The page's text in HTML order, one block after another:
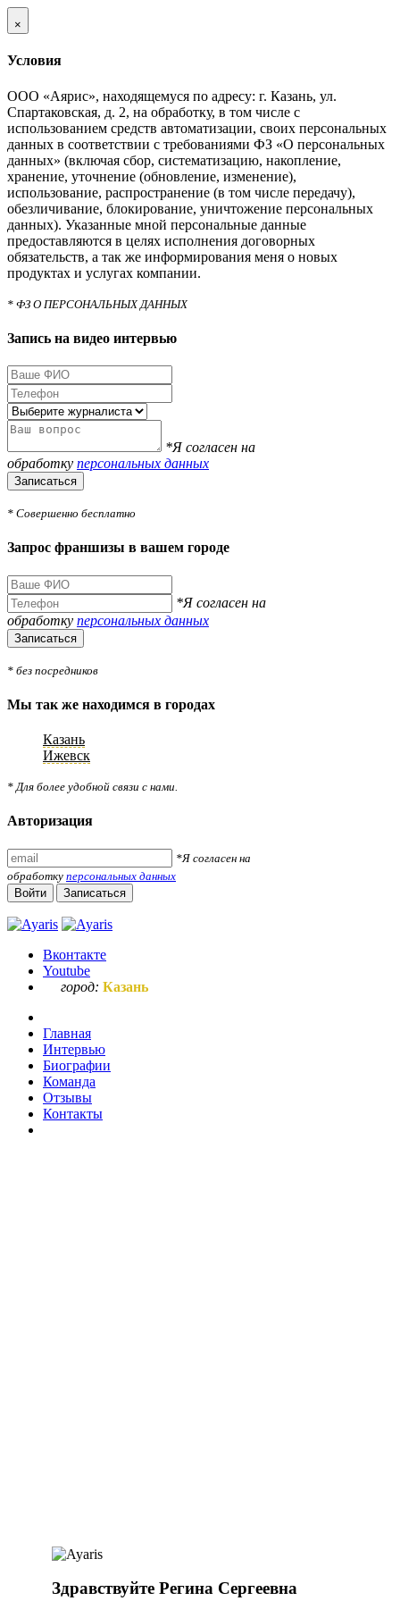
×
Условия
ООО «Аярис», находящемуся по адресу: г. Казань, ул.
Спартаковская, д. 2, на обработку, в том числе с
использованием средств автоматизации, своих персональных
данных в соответствии с требованиями ФЗ «О персональных
данных» (включая сбор, систематизацию, накопление,
хранение, уточнение (обновление, изменение),
использование, распространение (в том числе передачу),
обезличивание, блокирование, уничтожение персональных
данных). Указанные мной персональные данные
предоставляются в целях исполнения договорных
обязательств, а так же информирования меня о новых
продуктах и услугах компании.
* ФЗ О ПЕРСОНАЛЬНЫХ ДАННЫХ
Запись на видео интервью
*Я согласен на
обработку персональных данных
Записаться
* Совершенно бесплатно
Запрос франшизы в вашем городе
*Я согласен на
обработку персональных данных
Записаться
* без посредников
Мы так же находимся в городах
Казань
Ижевск
* Для более удобной связи с нами.
Авторизация
*Я согласен на
обработку персональных данных
Войти
Записаться
Вконтакте
Youtube
город: Казань
Главная
Интервью
Биографии
Команда
Отзывы
Контакты
Здравствуйте Регина Сергеевна